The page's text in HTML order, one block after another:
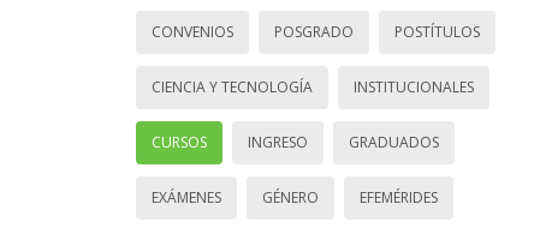
CONVENIOS POSGRADO POSTÍTULOS
CIENCIA Y TECNOLOGÍA INSTITUCIONALES
CURSOS INGRESO GRADUADOS
EXÁMENES GÉNERO EFEMÉRIDES